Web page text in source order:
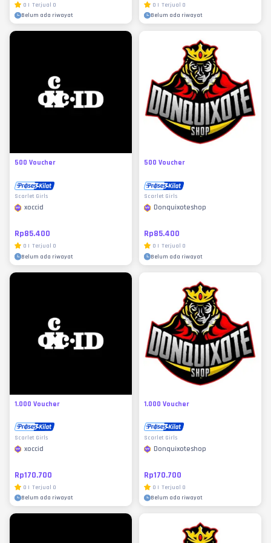
0 | Terjual 0
Belum ada riwayat
0 | Terjual 0
Belum ada riwayat
500 Voucher
Scarlet Girls
xoccid
Rp85.400
0 | Terjual 0
Belum ada riwayat
500 Voucher
Scarlet Girls
Donquixoteshop
Rp85.400
0 | Terjual 0
Belum ada riwayat
1.000 Voucher
Scarlet Girls
xoccid
Rp170.700
0 | Terjual 0
Belum ada riwayat
1.000 Voucher
Scarlet Girls
Donquixoteshop
Rp170.700
0 | Terjual 0
Belum ada riwayat